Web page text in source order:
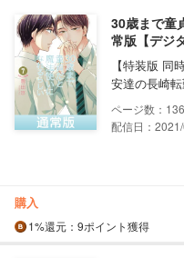
30歳まで童
常版【デジ
【特装版 同
安達の長崎
136
配信日：
購入
1%還元 ：9ポイント獲得